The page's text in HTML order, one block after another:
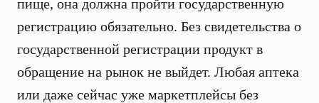
пище, она должна пройти государственную
регистрацию обязательно. Без свидетельства о
государственной регистрации продукт в
обращение на рынок не выйдет. Любая аптека
или даже сейчас уже маркетплейсы без